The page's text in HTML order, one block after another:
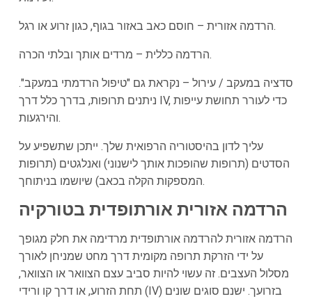
הרדמה אזורית – חוסם כאב באזור בגוף, כגון זרוע או רגל.
הרדמה כללית – מרדים אותך ובלתי הכרה.
סדציה במעקב / עירול – נקראת גם "טיפול הרדמתי במעקב".
ניתנים תרופות, בדרך כלל דרך IV, כדי לעורר תחושת עייפות
והירגעות.
עליך לדון בהיסטוריה הרפואית שלך. ייתכן שתשפיע על
הסדטים (תרופות שהופכות אותך לישנוני) ואנלגטים (תרופות
המספקות הקלה בכאב) שיושמו בניתוחך.
הרדמה אזורית אורתופדית בטורקיה
הרדמה אזורית להרדמה אורתופדית מרדימה את חלק מגופך
על ידי הזרקת תרופה מקומית דרך מחט שמניחן לאורך
מסלול העצבים. זה עשוי להיות סביב עצם הצוואר או הצוואר,
תחת הזרוע, או דרך קו ורידי (IV) בזרועך. ישנם סוגים שונים